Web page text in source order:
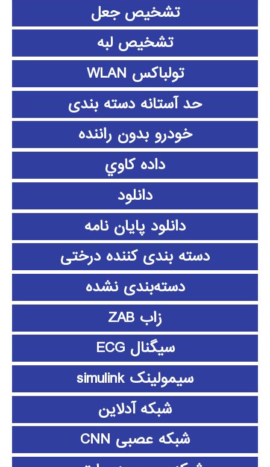
تشخیص جعل
تشخیص لبه
تولباکس WLAN
حد آستانه دسته بندی
خودرو بدون راننده
داده كاوي
دانلود
دانلود پايان نامه
دسته بندی کننده درختی
دسته‌بندی نشده
زاب ZAB
سیگنال ECG
سیمولینک simulink
شبکه آدلاین
شبکه عصبی CNN